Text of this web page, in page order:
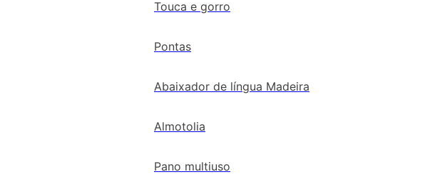
Touca e gorro
Pontas
Abaixador de língua Madeira
Almotolia
Pano multiuso